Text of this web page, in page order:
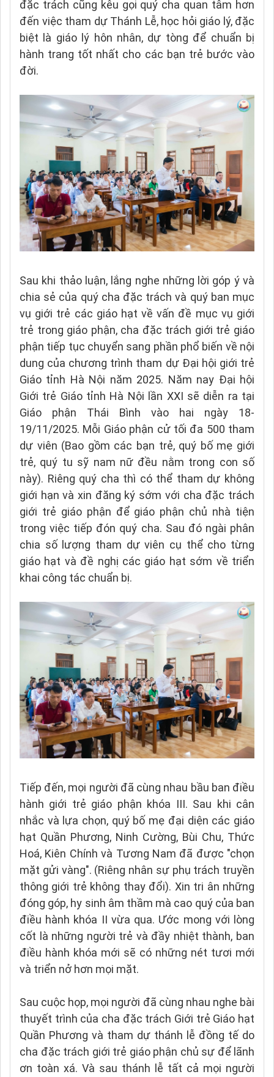
đặc trách cũng kêu gọi quý cha quan tâm hơn
đến việc tham dự Thánh Lễ, học hỏi giáo lý, đặc
biệt là giáo lý hôn nhân, dự tòng để chuẩn bị
hành trang tốt nhất cho các bạn trẻ bước vào
đời.
Sau khi thảo luận, lắng nghe những lời góp ý và
chia sẻ của quý cha đặc trách và quý ban mục
vụ giới trẻ các giáo hạt về vấn đề mục vụ giới
trẻ trong giáo phận, cha đặc trách giới trẻ giáo
phận tiếp tục chuyển sang phần phổ biến về nội
dung của chương trình tham dự Đại hội giới trẻ
Giáo tỉnh Hà Nội năm 2025. Năm nay Đại hội
Giới trẻ Giáo tỉnh Hà Nội lần XXI sẽ diễn ra tại
Giáo phận Thái Bình vào hai ngày 18-
19/11/2025. Mỗi Giáo phận cử tối đa 500 tham
dự viên (Bao gồm các bạn trẻ, quý bố mẹ giới
trẻ, quý tu sỹ nam nữ đều nằm trong con số
này). Riêng quý cha thì có thể tham dự không
giới hạn và xin đăng ký sớm với cha đặc trách
giới trẻ giáo phận để giáo phận chủ nhà tiện
trong việc tiếp đón quý cha. Sau đó ngài phân
chia số lượng tham dự viên cụ thể cho từng
giáo hạt và đề nghị các giáo hạt sớm về triển
khai công tác chuẩn bị.
Tiếp đến, mọi người đã cùng nhau bầu ban điều
hành giới trẻ giáo phận khóa III. Sau khi cân
nhắc và lựa chọn, quý bố mẹ đại diện các giáo
hạt Quần Phương, Ninh Cường, Bùi Chu, Thức
Hoá, Kiên Chính và Tương Nam đã được "chọn
mặt gửi vàng". (Riêng nhân sự phụ trách truyền
thông giới trẻ không thay đổi). Xin tri ân những
đóng góp, hy sinh âm thầm mà cao quý của ban
điều hành khóa II vừa qua. Ước mong với lòng
cốt là những người trẻ và đầy nhiệt thành, ban
điều hành khóa mới sẽ có những nét tươi mới
và triển nở hơn mọi mặt.
Sau cuộc họp, mọi người đã cùng nhau nghe bài
thuyết trình của cha đặc trách Giới trẻ Giáo hạt
Quần Phương và tham dự thánh lễ đồng tế do
cha đặc trách giới trẻ giáo phận chủ sự để lãnh
ơn toàn xá. Và sau thánh lễ tất cả mọi người